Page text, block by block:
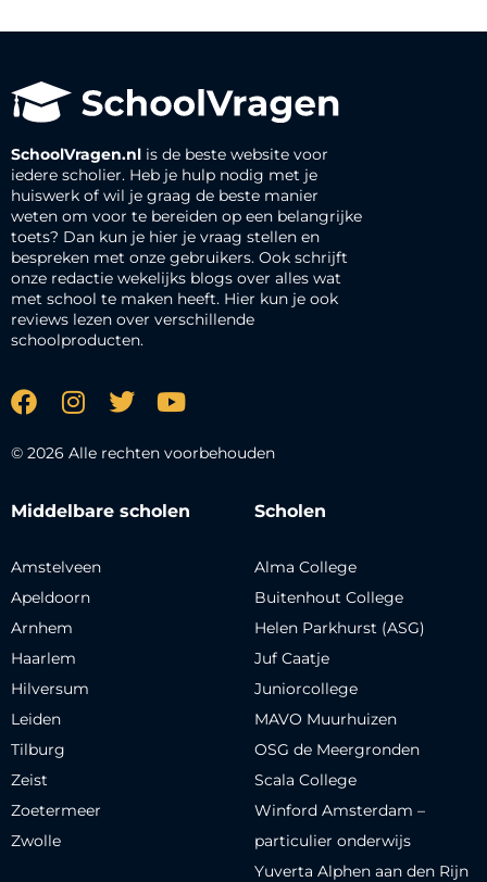
SchoolVragen.nl is de beste website voor
iedere scholier. Heb je hulp nodig met je
huiswerk of wil je graag de beste manier
weten om voor te bereiden op een belangrijke
toets? Dan kun je hier je vraag stellen en
bespreken met onze gebruikers. Ook schrijft
onze redactie wekelijks blogs over alles wat
met school te maken heeft. Hier kun je ook
reviews lezen over verschillende
schoolproducten.
© 2026 Alle rechten voorbehouden
Middelbare scholen
Amstelveen
Apeldoorn
Arnhem
Haarlem
Hilversum
Leiden
Tilburg
Zeist
Zoetermeer
Zwolle
Scholen
Alma College
Buitenhout College
Helen Parkhurst (ASG)
Juf Caatje
Juniorcollege
MAVO Muurhuizen
OSG de Meergronden
Scala College
Winford Amsterdam –
particulier onderwijs
Yuverta Alphen aan den Rijn